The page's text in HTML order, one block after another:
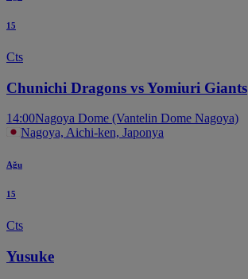
15
Cts
Chunichi Dragons vs Yomiuri Giants
14:00Nagoya Dome (Vantelin Dome Nagoya)
Nagoya, Aichi-ken, Japonya
Ağu
15
Cts
Yusuke